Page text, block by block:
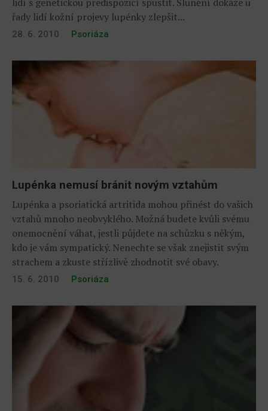
řady lidí kožní projevy lupénky zlepšit...
28. 6. 2010 Psoriáza
Lupénka nemusí bránit novým vztahům
Lupénka a psoriatická artritida mohou přinést do vašich
vztahů mnoho neobvyklého. Možná budete kvůli svému
onemocnění váhat, jestli půjdete na schůzku s někým,
kdo je vám sympatický. Nenechte se však znejistit svým
strachem a zkuste střízlivě zhodnotit své obavy.
15. 6. 2010 Psoriáza